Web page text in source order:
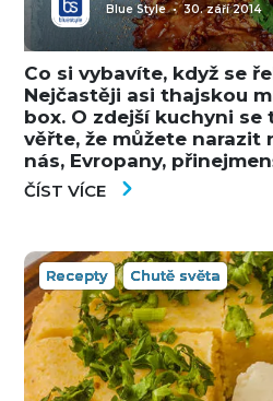
Blue Style•30. září 2014
Co si vybavíte, když se
Nejčastěji asi thajskou
box. O zdejší kuchyni
věřte, že můžete narazit
nás, Evropany,
ČÍST VÍCE
Recepty Chutě světa